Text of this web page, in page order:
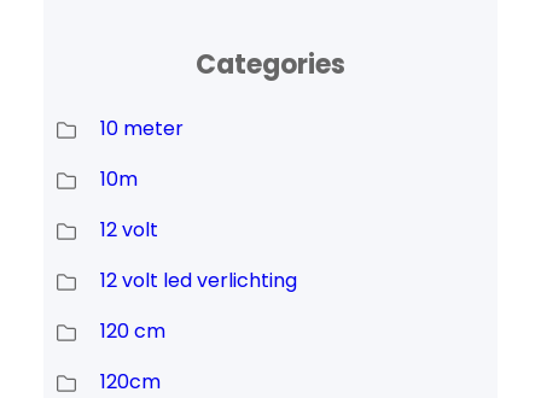
Categories
10 meter
10m
12 volt
12 volt led verlichting
120 cm
120cm